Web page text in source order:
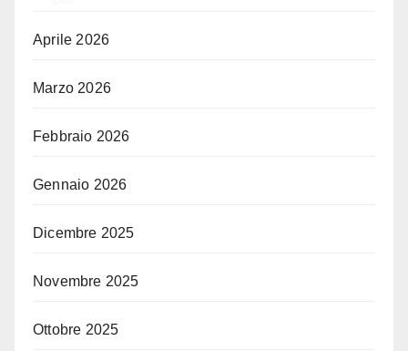
Aprile 2026
Marzo 2026
Febbraio 2026
Gennaio 2026
Dicembre 2025
Novembre 2025
Ottobre 2025